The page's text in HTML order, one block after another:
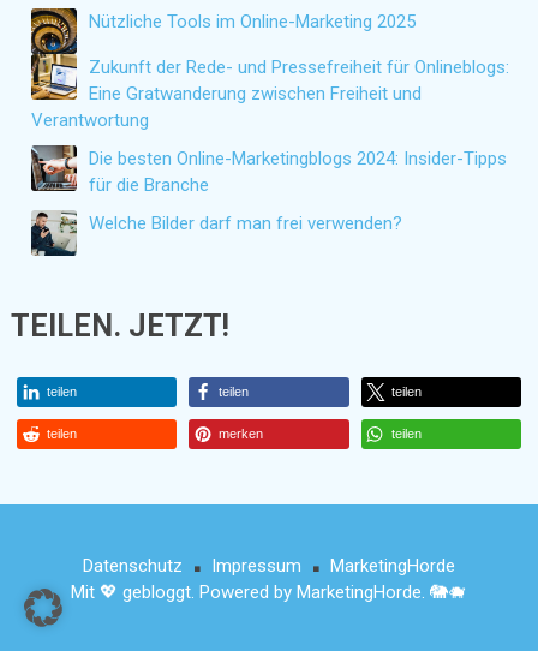
Nützliche Tools im Online-Marketing 2025
Zukunft der Rede- und Pressefreiheit für Onlineblogs:
Eine Gratwanderung zwischen Freiheit und
Verantwortung
Die besten Online-Marketingblogs 2024: Insider-Tipps
für die Branche
Welche Bilder darf man frei verwenden?
TEILEN. JETZT!
teilen teilen teilen
teilen merken teilen
Datenschutz ■ Impressum ■ MarketingHorde